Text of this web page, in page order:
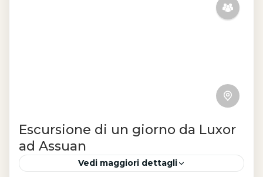
Escursione di un giorno da Luxor
ad Assuan
Vedi maggiori dettagli